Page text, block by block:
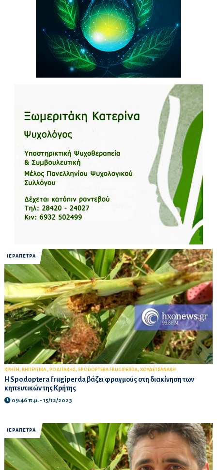
ΙΕΡΑΠΕΤΡΑ
ΚΡΗΤΗ , ΚΗΠΕΥΤΙΚΑ , ΡΟΔΙΤΑΚΗΣ, SPODOPTERA FRUGIPERDA, ΧΟΥΔΕΤΣΑΝΑΚΗ
Η Spodoptera frugiperda βάζει φραγμούς στη διακίνηση των
κηπευτικών της Κρήτης
09:46 π.μ. - 15/12/2023
ΙΕΡΑΠΕΤΡΑ